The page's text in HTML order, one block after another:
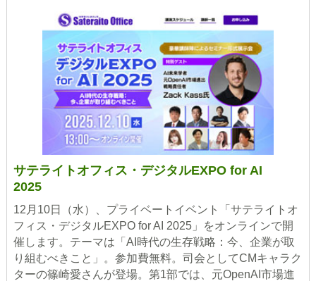
サテライトオフィス・デジタルEXPO for AI
2025
12月10日（水）、プライベートイベント「サテライトオ
フィス・デジタルEXPO for AI 2025」をオンラインで開
催します。テーマは「AI時代の生存戦略：今、企業が取
り組むべきこと」。参加費無料。司会としてCMキャラク
ターの篠崎愛さんが登場。第1部では、元OpenAI市場進